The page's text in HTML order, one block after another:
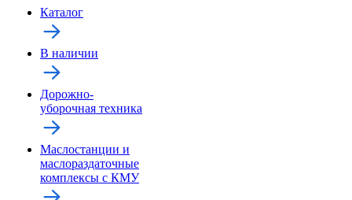
Каталог
В наличии
Дорожно-
уборочная техника
Маслостанции и
маслораздаточные
комплексы с КМУ